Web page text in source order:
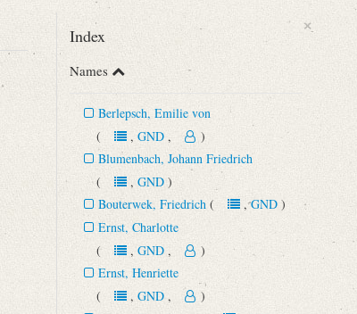
×
Index
Names
Berlepsch, Emilie von
(, GND, )
Blumenbach, Johann Friedrich
(, GND)
Bouterwek, Friedrich (,GND)
Ernst, Charlotte
(, GND, )
Ernst, Henriette
(, GND, )